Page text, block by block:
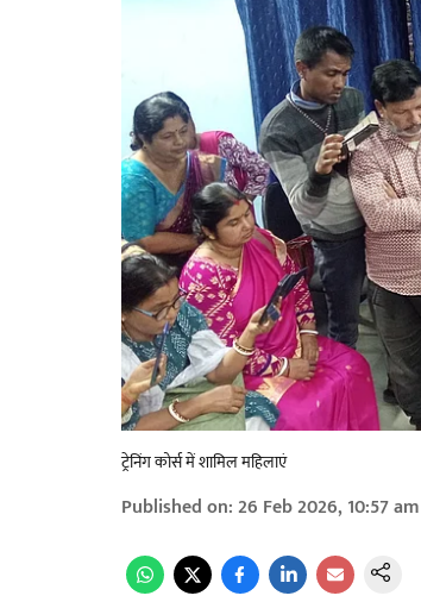
ट्रेनिंग कोर्स में शामिल महिलाएं
Published on:26 Feb 2026, 10:57 am